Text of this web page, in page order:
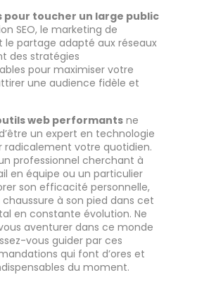
pour toucher un large public
SEO, le marketing de
le partage adapté aux réseaux
des stratégies
pour maximiser votre
une audience fidèle et
web performantsne
un expert en technologie
radicalement votre quotidien.
professionnel cherchant à
en équipe ou un particulier
son efficacité personnelle,
à son pied dans cet
en constante évolution. Ne
aventurer dans ce monde
vous guider par ces
qui font d’ores et
du moment.